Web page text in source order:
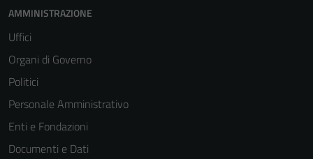
AMMINISTRAZIONE
Uffici
Organi di Governo
Politici
Personale Amministrativo
Enti e Fondazioni
Documenti e Dati